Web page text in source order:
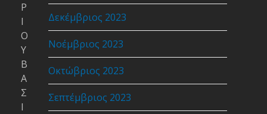
Δεκέμβριος 2023
Νοέμβριος 2023
Οκτώβριος 2023
Σεπτέμβριος 2023
Ρ
Ι
Ο
Υ
Β
Α
Σ
Ι